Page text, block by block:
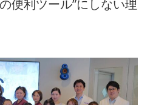
便利ツール”にしない理